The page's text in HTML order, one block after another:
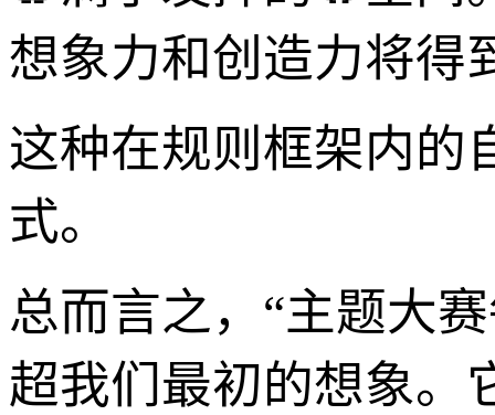
想象力和创造力将得
这种在规则框架内的
式。
总而言之，“主题大
超我们最初的想象。